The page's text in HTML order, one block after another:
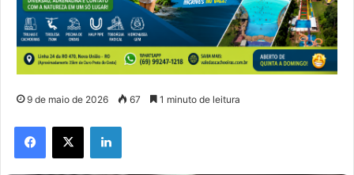
9 de maio de 2026 67 1 minuto de leitura
Facebook
X Linkedin